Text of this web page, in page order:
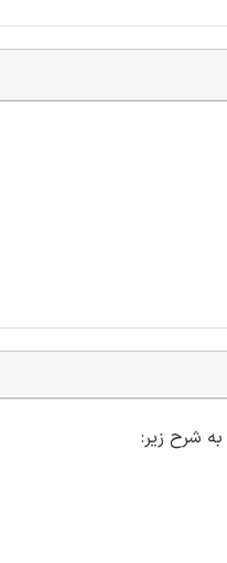
به شرح زیر: